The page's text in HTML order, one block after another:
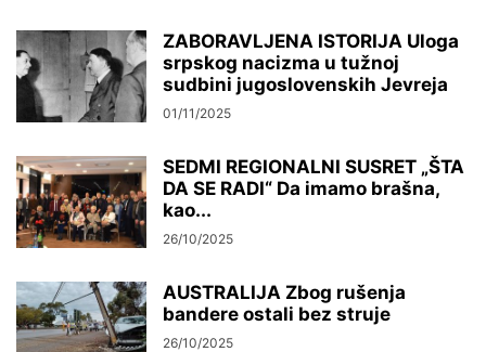
ZABORAVLJENA ISTORIJA Uloga
srpskog nacizma u tužnoj
sudbini jugoslovenskih Jevreja
01/11/2025
SEDMI REGIONALNI SUSRET „ŠTA
DA SE RADI“ Da imamo brašna,
kao...
26/10/2025
AUSTRALIJA Zbog rušenja
bandere ostali bez struje
26/10/2025